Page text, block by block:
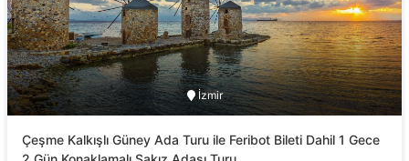
İzmir
Çeşme Kalkışlı Güney Ada Turu ile Feribot Bileti Dahil 1 Gece